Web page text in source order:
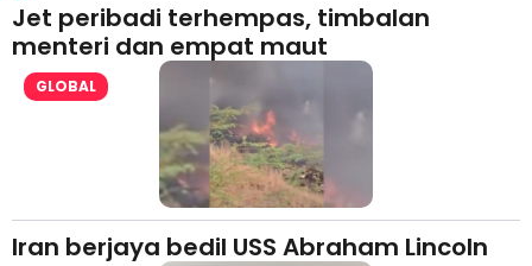
Jet peribadi terhempas, timbalan
menteri dan empat maut
GLOBAL
Iran berjaya bedil USS Abraham Lincoln